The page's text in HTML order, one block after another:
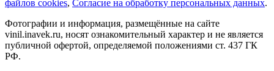
файлов cookies, Согласие на обработку персональных данных.
Фотографии и информация, размещённые на сайте
vinil.inavek.ru, носят ознакомительный характер и не является
публичной офертой, определяемой положениями ст. 437 ГК
РФ.